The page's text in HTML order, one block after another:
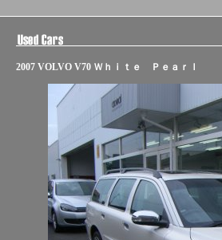
2007 VOLVO V70 Ｗｈｉｔｅ Ｐｅａｒｌ